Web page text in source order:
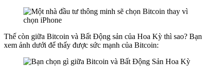
Thế còn giữa Bitcoin và Bất Động sản của Hoa Kỳ thì sao? Bạn
xem ảnh dưới để thấy được sức mạnh của Bitcoin: